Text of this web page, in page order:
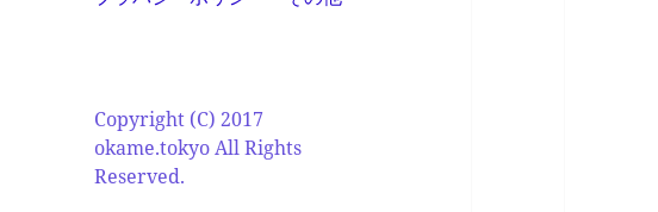
Copyright (C) 2017
okame.tokyo All Rights
Reserved.